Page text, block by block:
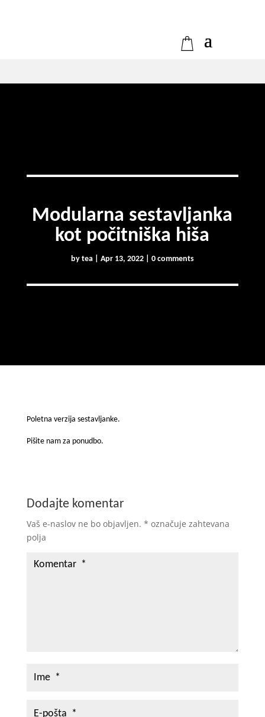
Modularna sestavljanka
kot počitniška hiša
by tea| Apr 13, 2022| 0 comments
Poletna verzija sestavljanke.
Pišite nam za ponudbo.
Dodajte komentar
Vaš e-naslov ne bo objavljen. * označuje zahtevana
polja